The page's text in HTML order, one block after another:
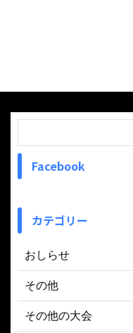
Facebook
カテゴリー
おしらせ
その他
その他の大会